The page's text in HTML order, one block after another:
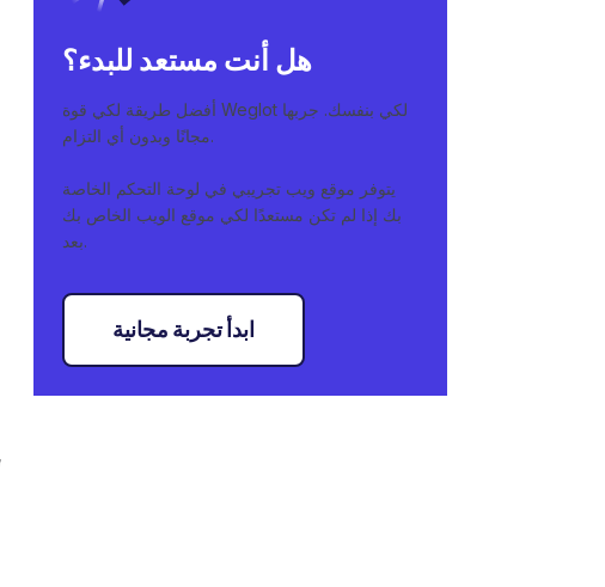
هل أنت مستعد للبدء؟
أفضل طريقة لكي قوة Weglot لكي بنفسك. جربها
مجانًا وبدون أي التزام.
يتوفر موقع ويب تجريبي في لوحة التحكم الخاصة
بك إذا لم تكن مستعدًا لكي موقع الويب الخاص بك
بعد.
ابدأ تجربة مجانية